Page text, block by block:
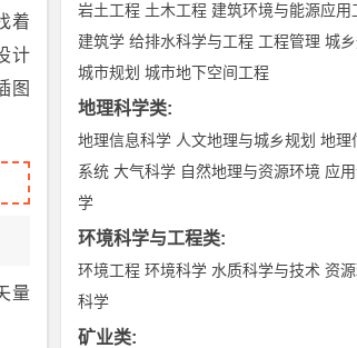
着
计
图
量
岩土工程 土木工程 建筑环境与能源应用
建筑学 给排水科学与工程 工程管理 城乡
城市规划 城市地下空间工程
地理科学类:
地理信息科学 人文地理与城乡规划 地理
系统 大气科学 自然地理与资源环境 应
学
环境科学与工程类:
环境工程 环境科学 水质科学与技术 资
科学
矿业类: